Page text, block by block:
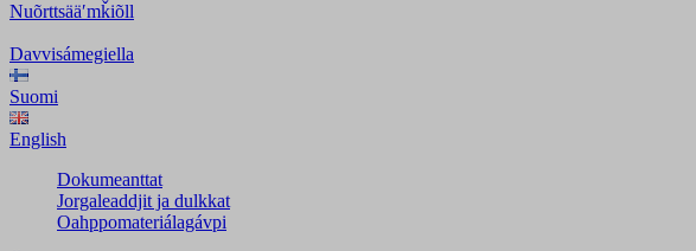
Nuõrttsääʹmǩiõll
Davvisámegiella
Suomi
English
Dokumeanttat
Jorgaleaddjit ja dulkkat
Oahppomateriálagávpi